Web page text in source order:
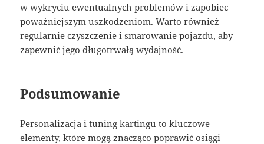
w wykryciu ewentualnych problemów i zapobiec
poważniejszym uszkodzeniom. Warto również
regularnie czyszczenie i smarowanie pojazdu, aby
zapewnić jego długotrwałą wydajność.
Podsumowanie
Personalizacja i tuning kartingu to kluczowe
elementy, które mogą znacząco poprawić osiągi